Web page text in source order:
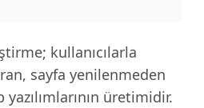
kullanıcılarla
sayfa yenilenmeden
üretimidir.